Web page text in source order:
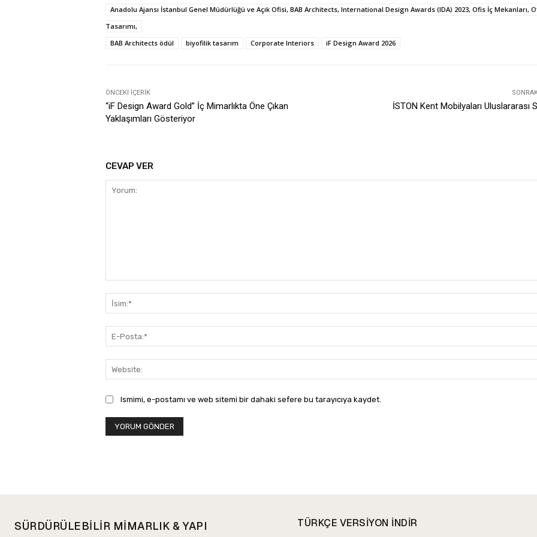
Anadolu Ajansı İstanbul Genel Müdürlüğü ve Açık Ofisi, BAB Architects, International Design Awards (IDA) 2023, Ofis İç Mekanları,
Tasarımı,
BAB Architects ödül
biyofilik tasarım Corporate Interiors iF Design Award 2026
ÖNCEKI İÇERIK
“iF Design Award Gold” İç Mimarlıkta Öne Çıkan
Yaklaşımları Gösteriyor
İSTON Kent Mobilyaları Uluslararası
CEVAP VER
Ismimi, e-postamı ve web sitemi bir dahaki sefere bu tarayıcıya kaydet.
SÜRDÜRÜLEBİLİR MİMARLIK & YAPI
TÜRKÇE VERSIYON INDIR